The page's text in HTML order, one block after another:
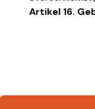
Artikel 16.